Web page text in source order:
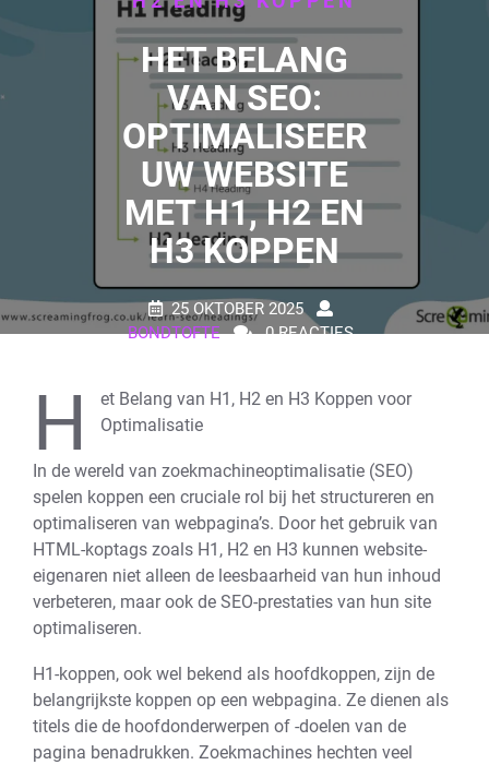
HET BELANG
VAN SEO:
OPTIMALISEER
UW WEBSITE
MET H1, H2 EN
H3 KOPPEN
25 OKTOBER 2025
BONDTOFTE
0 REACTIES
H
et Belang van H1, H2 en H3 Koppen voor
Optimalisatie
In de wereld van zoekmachineoptimalisatie (SEO)
spelen koppen een cruciale rol bij het structureren en
optimaliseren van webpagina’s. Door het gebruik van
HTML-koptags zoals H1, H2 en H3 kunnen website-
eigenaren niet alleen de leesbaarheid van hun inhoud
verbeteren, maar ook de SEO-prestaties van hun site
optimaliseren.
H1-koppen, ook wel bekend als hoofdkoppen, zijn de
belangrijkste koppen op een webpagina. Ze dienen als
titels die de hoofdonderwerpen of -doelen van de
pagina benadrukken. Zoekmachines hechten veel